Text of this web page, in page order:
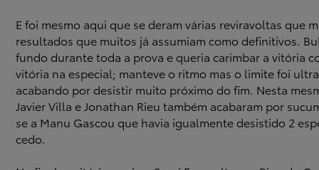
E foi mesmo aqui que se deram várias reviravoltas que
resultados que muitos já assumiam como definitivos.
fundo durante toda a prova e queria carimbar a vitória
vitória na especial; manteve o ritmo mas o limite foi
acabando por desistir muito próximo do fim. Nesta
Javier Villa e Jonathan Rieu também acabaram por
se a Manu Gascou que havia igualmente desistido 2
cedo.